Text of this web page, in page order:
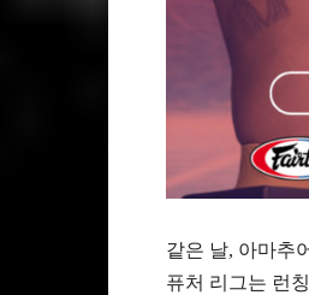
같은 날, 아마추
퓨처 리그는 런